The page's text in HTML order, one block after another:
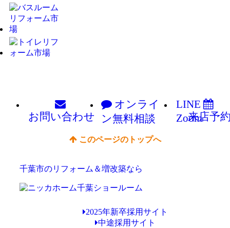
お問い合わせ
オンライ
ン無料相談
LINE
Zoom
来店予
このページのトップへ
千葉市のリフォーム＆増改築なら
2025年新卒採用サイト
中途採用サイト